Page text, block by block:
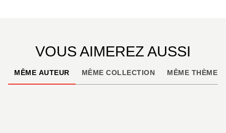
VOUS AIMEREZ AUSSI
MÊME AUTEUR MÊME COLLECTION MÊME THÈME